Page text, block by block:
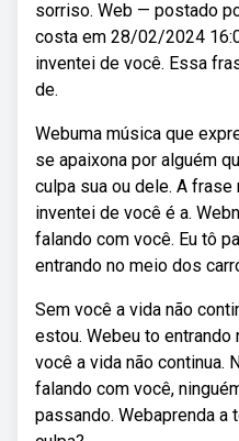
sorriso. Web — postado
costa em 28/02/2024
inventei de você. Essa
de.
Webuma música que
se apaixona por alguém
culpa sua ou dele. A
inventei de você é a.
falando com você. Eu tô
entrando no meio dos
Sem você a vida não
estou. Webeu to
você a vida não continua.
falando com você,
passando. Webaprenda a